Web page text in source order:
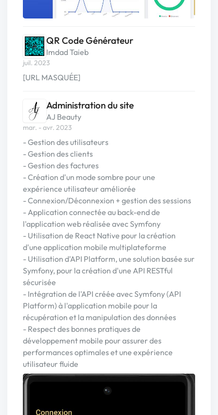
QR Code Générateur
Imdad Taieb
juil. 2023
[URL MASQUÉE]
Administration du site
AJ Beauty
mar. - avr. 2023
- Gestion des utilisateurs
- Gestion des clients
- Gestion des factures
- Création d'un mode sombre pour une
expérience utilisateur améliorée
- Connexion/Déconnexion + gestion des sessions
- Application connectée au back-end de
l'application web réalisée avec Symfony
- Utilisation de React Native pour la création
d'une application mobile multiplateforme
- Utilisation d'API Platform, une solution basée sur
Symfony, pour la création d'une API RESTful
sécurisée
- Intégration de l'API créée avec Symfony (API
Platform) à l'application mobile pour la
récupération et la manipulation des données
- Respect des bonnes pratiques de
développement mobile pour assurer des
performances optimales et une expérience
utilisateur fluide